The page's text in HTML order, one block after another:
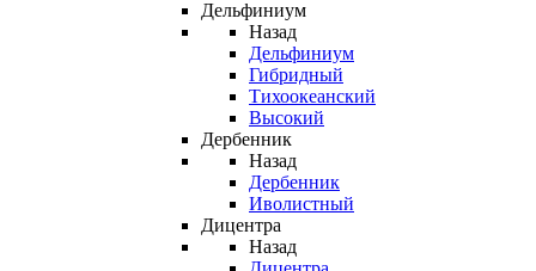
Дельфиниум
Назад
Дельфиниум
Гибридный
Тихоокеанский
Высокий
Дербенник
Назад
Дербенник
Иволистный
Дицентра
Назад